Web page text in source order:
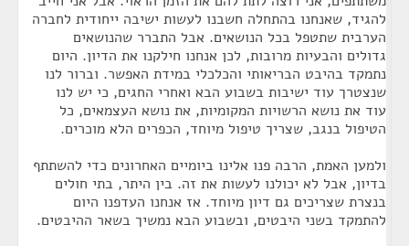
להגיד, שאנחנו בהתחלה חשבנו לעשות ישיבה ייחודית לחברה
הערבית שתטפל בכל הנושאים. אבל התברר שהנושאים
גדולים והבעיות מרובות, לכן אנחנו חילקנו את הדיון. היום
נתמקד בהיבט הבריאותי והכלכלי במידת האפשר. וברור לנו
שנצטרך עוד ישיבות בשבוע הבא ואחרי החגים, כי יש לנו
עוד את נושא הרשויות המקומיות, את נושא העצמאים, כל
הטיפול בנגב, שצריך טיפול מיוחד, הכפרים הלא מוכרים.
ולמען האמת, הרבה פנו אלינו ביומיים האחרונים כדי להשתתף
בדיון, אבל לא יכולנו לעשות את זה. בין היתר, בתי חולים
בנצרת שצריכים גם דיון מיוחד. אז אנחנו העדפנו היום
להתמקד בשני היבטים, ובשבוע הבא נמשיך בשאר ההיבטים.